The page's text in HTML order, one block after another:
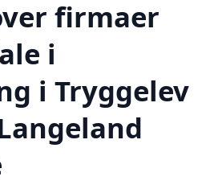
firmaer
i
i Tryggelev